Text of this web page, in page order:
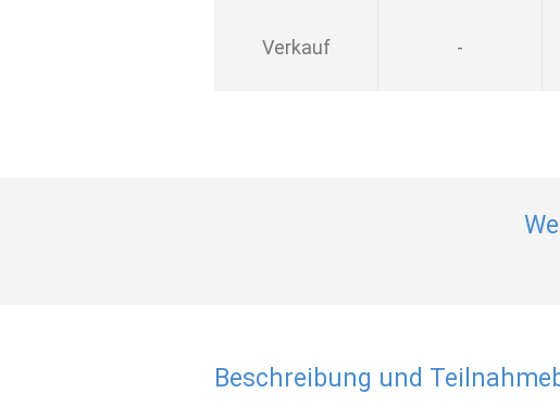
Verkauf -
Beschreibung und